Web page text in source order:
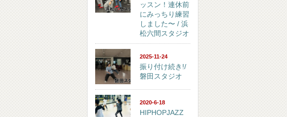
ッスン！連休前
にみっちり練習
しました〜 / 浜
松六間スタジオ
2025-11-24
振り付け続き!/
磐田スタジオ
2020-6-18
HIPHOPJAZZ